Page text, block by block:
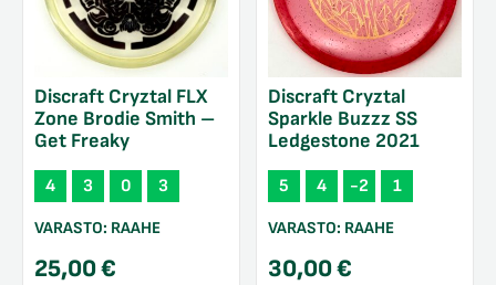
Discraft Cryztal FLX
Zone Brodie Smith –
Get Freaky
4 3 0 3
VARASTO: RAAHE
25,00€
Discraft Cryztal
Sparkle Buzzz SS
Ledgestone 2021
5 4 -2 1
VARASTO: RAAHE
30,00€